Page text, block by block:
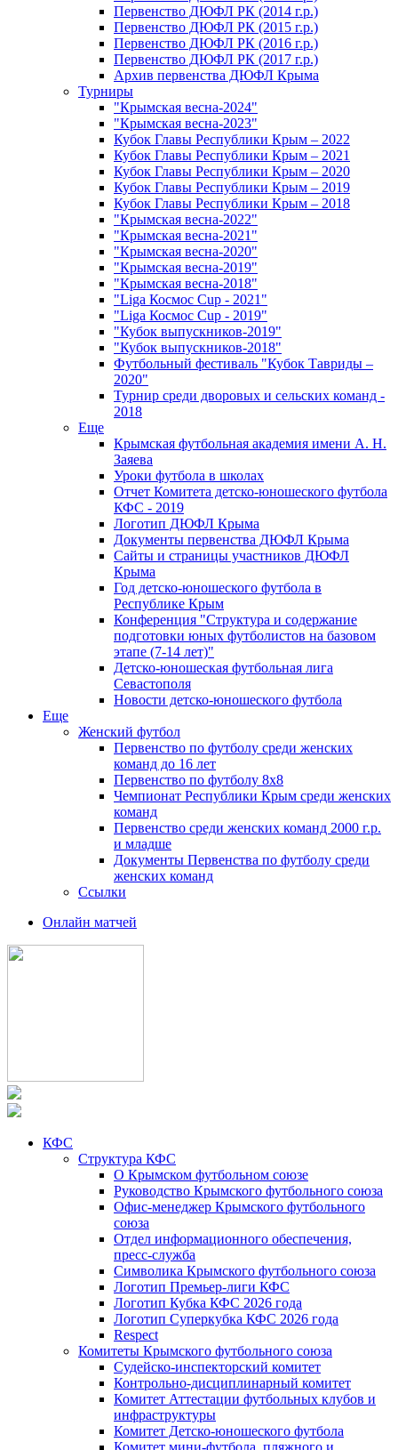
Первенство ДЮФЛ РК (2014 г.р.)
Первенство ДЮФЛ РК (2015 г.р.)
Первенство ДЮФЛ РК (2016 г.р.)
Первенство ДЮФЛ РК (2017 г.р.)
Архив первенства ДЮФЛ Крыма
Турниры
"Крымская весна-2024"
"Крымская весна-2023"
Кубок Главы Республики Крым – 2022
Кубок Главы Республики Крым – 2021
Кубок Главы Республики Крым – 2020
Кубок Главы Республики Крым – 2019
Кубок Главы Республики Крым – 2018
"Крымская весна-2022"
"Крымская весна-2021"
"Крымская весна-2020"
"Крымская весна-2019"
"Крымская весна-2018"
"Liga Космос Cup - 2021"
"Liga Космос Cup - 2019"
"Кубок выпускников-2019"
"Кубок выпускников-2018"
Футбольный фестиваль "Кубок Тавриды –
2020"
Турнир среди дворовых и сельских команд -
2018
Еще
Крымская футбольная академия имени А. Н.
Заяева
Уроки футбола в школах
Отчет Комитета детско-юношеского футбола
КФС - 2019
Логотип ДЮФЛ Крыма
Документы первенства ДЮФЛ Крыма
Сайты и страницы участников ДЮФЛ
Крыма
Год детско-юношеского футбола в
Республике Крым
Конференция "Структура и содержание
подготовки юных футболистов на базовом
этапе (7-14 лет)"
Детско-юношеская футбольная лига
Севастополя
Новости детско-юношеского футбола
Еще
Женский футбол
Первенство по футболу среди женских
команд до 16 лет
Первенство по футболу 8х8
Чемпионат Республики Крым среди женских
команд
Первенство среди женских команд 2000 г.р.
и младше
Документы Первенства по футболу среди
женских команд
Ссылки
Онлайн матчей
КФС
Структура КФС
О Крымском футбольном союзе
Руководство Крымского футбольного союза
Офис-менеджер Крымского футбольного
союза
Отдел информационного обеспечения,
пресс-служба
Символика Крымского футбольного союза
Логотип Премьер-лиги КФС
Логотип Кубка КФС 2026 года
Логотип Суперкубка КФС 2026 года
Respect
Комитеты Крымского футбольного союза
Судейско-инспекторский комитет
Контрольно-дисциплинарный комитет
Комитет Аттестации футбольных клубов и
инфраструктуры
Комитет Детско-юношеского футбола
Комитет мини-футбола, пляжного и